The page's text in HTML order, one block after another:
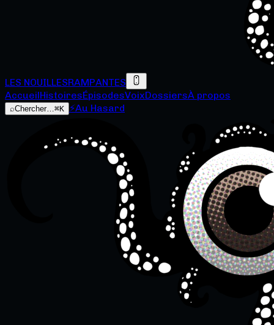
LES NOUILLESRAMPANTES
AccueilHistoiresÉpisodesVoixDossiersÀ propos
⌕Chercher…⌘K ⚡Au Hasard